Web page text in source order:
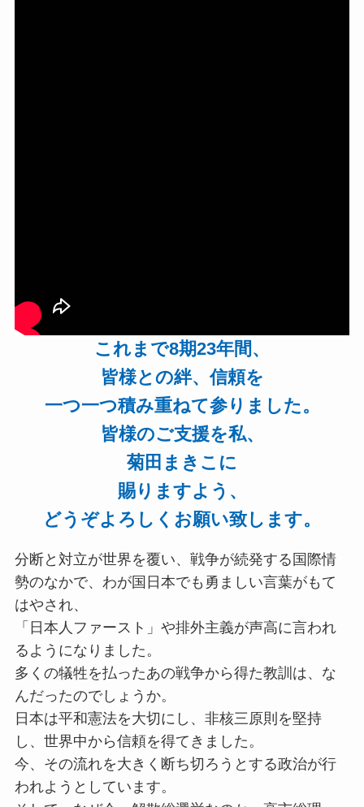
これまで8期23年間、
皆様との絆、信頼を
一つ一つ積み重ねて参りました。
皆様のご支援を私、
菊田まきこに
賜りますよう、
どうぞよろしくお願い致します。
分断と対立が世界を覆い、戦争が続発する国際情
勢のなかで、わが国日本でも勇ましい言葉がもて
はやされ、
「日本人ファースト」や排外主義が声高に言われ
るようになりました。
多くの犠牲を払ったあの戦争から得た教訓は、な
んだったのでしょうか。
日本は平和憲法を大切にし、非核三原則を堅持
し、世界中から信頼を得てきました。
今、その流れを大きく断ち切ろうとする政治が行
われようとしています。